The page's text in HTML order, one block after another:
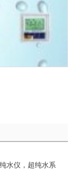
水仪，超纯水系